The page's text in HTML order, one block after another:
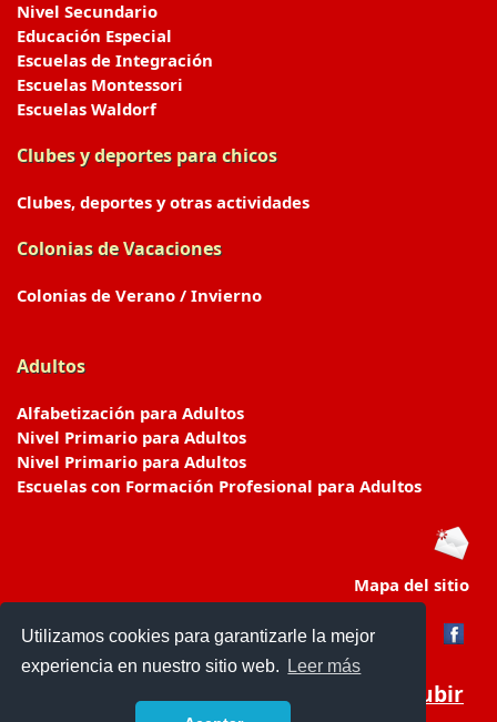
Utilizamos cookies para garantizarle la mejor
experiencia en nuestro sitio web.
Leer más
Nivel Secundario
Educación Especial
Escuelas de Integración
Escuelas Montessori
Escuelas Waldorf
Clubes y deportes para chicos
Clubes, deportes y otras actividades
Colonias de Vacaciones
Colonias de Verano / Invierno
Adultos
Alfabetización para Adultos
Nivel Primario para Adultos
Nivel Primario para Adultos
Escuelas con Formación Profesional para Adultos
Mapa del sitio
Subir